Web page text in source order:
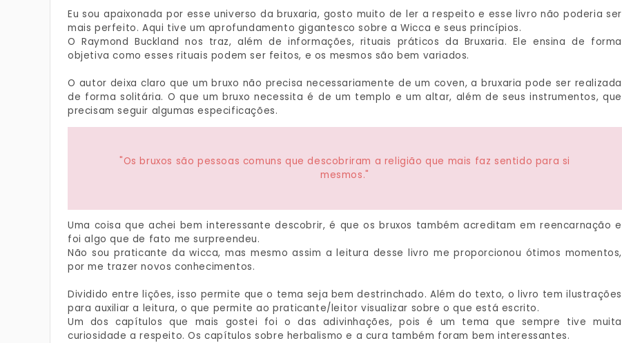
Eu sou apaixonada por esse universo da bruxaria, gosto muito de ler a respeito e esse livro não poderia ser
mais perfeito. Aqui tive um aprofundamento gigantesco sobre a Wicca e seus princípios.
O Raymond Buckland nos traz, além de informações, rituais práticos da Bruxaria. Ele ensina de forma
objetiva como esses rituais podem ser feitos, e os mesmos são bem variados.
O autor deixa claro que um bruxo não precisa necessariamente de um coven, a bruxaria pode ser realizada
de forma solitária. O que um bruxo necessita é de um templo e um altar, além de seus instrumentos, que
precisam seguir algumas especificações.
"Os bruxos são pessoas comuns que descobriram a religião que mais faz sentido para si
mesmos."
Uma coisa que achei bem interessante descobrir, é que os bruxos também acreditam em reencarnação e
foi algo que de fato me surpreendeu.
Não sou praticante da wicca, mas mesmo assim a leitura desse livro me proporcionou ótimos momentos,
por me trazer novos conhecimentos.
Dividido entre lições, isso permite que o tema seja bem destrinchado. Além do texto, o livro tem ilustrações
para auxiliar a leitura, o que permite ao praticante/leitor visualizar sobre o que está escrito.
Um dos capítulos que mais gostei foi o das adivinhações, pois é um tema que sempre tive muita
curiosidade a respeito. Os capítulos sobre herbalismo e a cura também foram bem interessantes.